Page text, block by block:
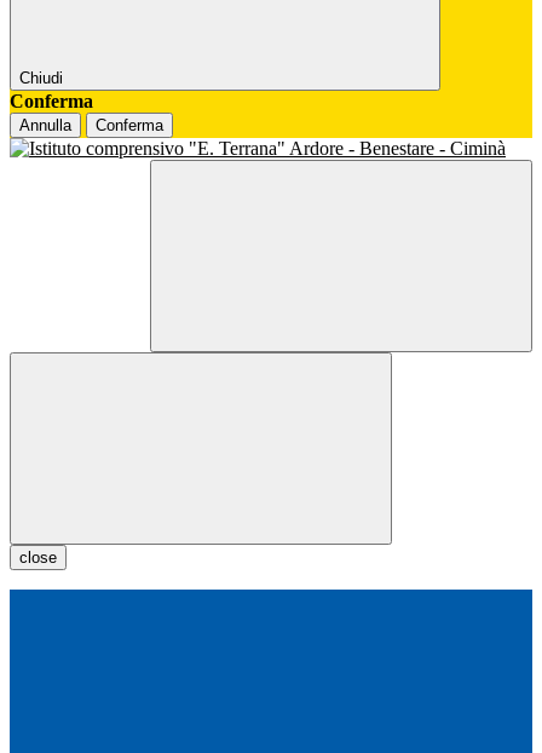
Chiudi
Conferma
Annulla Conferma
close